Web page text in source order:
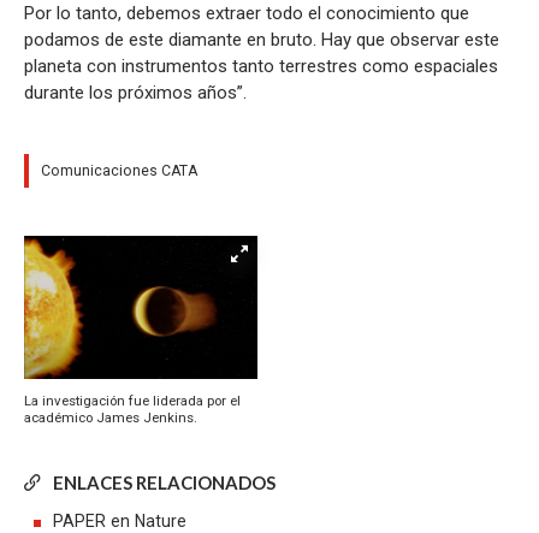
La investigación fue liderada por el
académico James Jenkins.
ENLACES RELACIONADOS
PAPER en Nature
Por lo tanto, debemos extraer todo el conocimiento que
podamos de este diamante en bruto. Hay que observar este
planeta con instrumentos tanto terrestres como espaciales
durante los próximos años”.
Comunicaciones CATA